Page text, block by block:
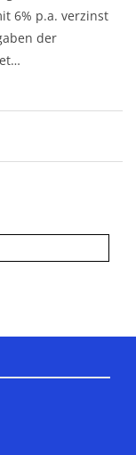
6% p.a. verzinst
der